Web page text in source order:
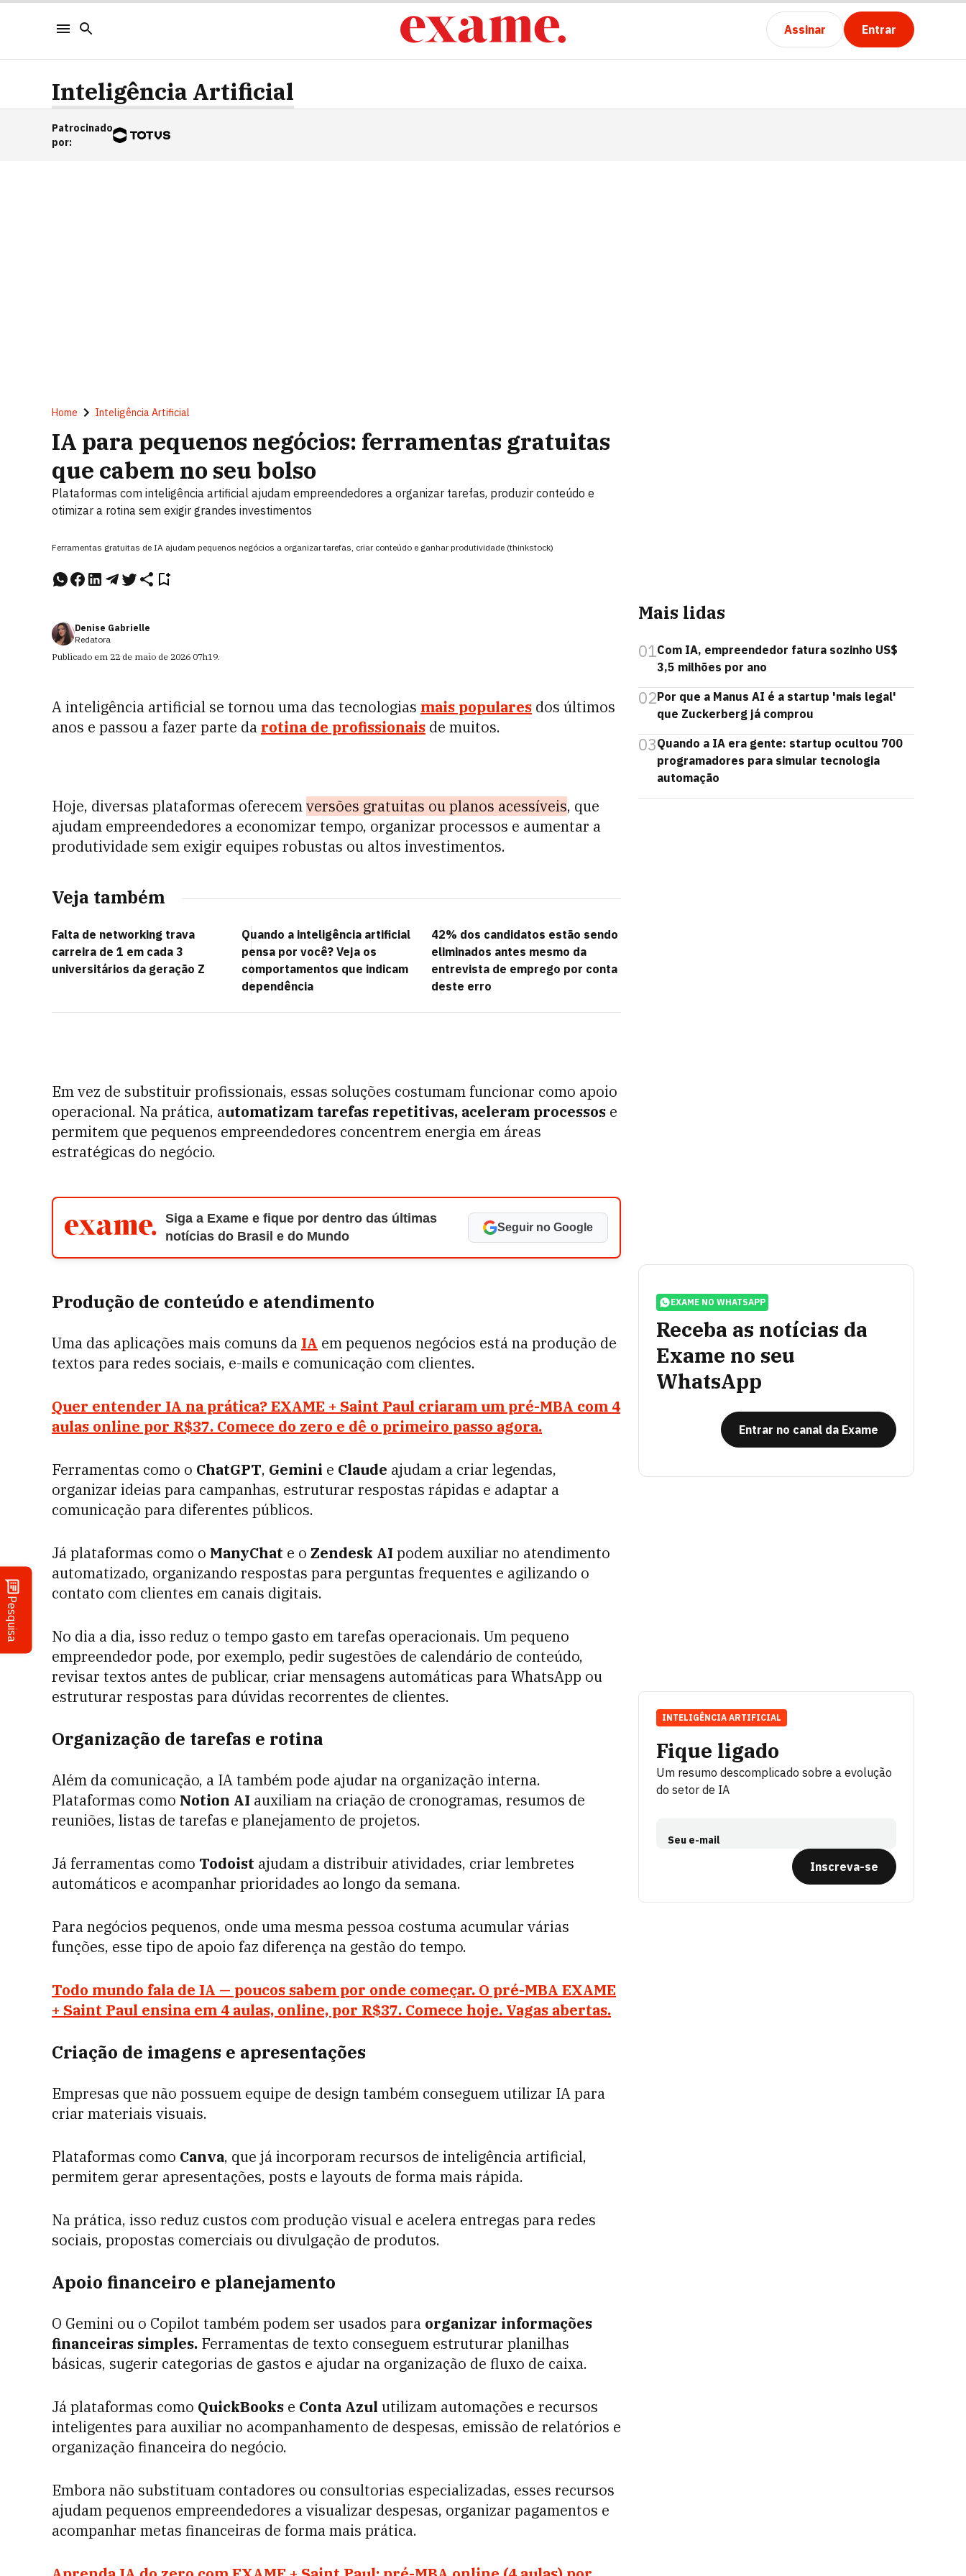
Assinar Entrar
Pesquisa
Inteligência Artificial
Patrocinado
por:
Home Inteligência Artificial
IA para pequenos negócios: ferramentas gratuitas
que cabem no seu bolso
Plataformas com inteligência artificial ajudam empreendedores a organizar tarefas, produzir conteúdo e
otimizar a rotina sem exigir grandes investimentos
Ferramentas gratuitas de IA ajudam pequenos negócios a organizar tarefas, criar conteúdo e ganhar produtividade (thinkstock)
Denise Gabrielle
Redatora
Publicado em 22 de maio de 2026 07h19.
A inteligência artificial se tornou uma das tecnologias mais populares dos últimos
anos e passou a fazer parte da rotina de profissionais de muitos.
Hoje, diversas plataformas oferecemversões gratuitas ou planos acessíveis, que
ajudam empreendedores a economizar tempo, organizar processos e aumentar a
produtividade sem exigir equipes robustas ou altos investimentos.
Veja também
Falta de networking trava
carreira de 1 em cada 3
universitários da geração Z
Quando a inteligência artificial
pensa por você? Veja os
comportamentos que indicam
dependência
42% dos candidatos estão sendo
eliminados antes mesmo da
entrevista de emprego por conta
deste erro
Em vez de substituir profissionais, essas soluções costumam funcionar como apoio
operacional. Na prática, automatizam tarefas repetitivas, aceleram processos e
permitem que pequenos empreendedores concentrem energia em áreas
estratégicas do negócio.
Siga a Exame e fique por dentro das últimas
notícias do Brasil e do Mundo
Seguir no Google
Produção de conteúdo e atendimento
Uma das aplicações mais comuns da IA em pequenos negócios está na produção de
textos para redes sociais, e-mails e comunicação com clientes.
Quer entender IA na prática? EXAME + Saint Paul criaram um pré-MBA com 4
aulas online por R$37. Comece do zero e dê o primeiro passo agora.
Ferramentas como o ChatGPT, Gemini e Claude ajudam a criar legendas,
organizar ideias para campanhas, estruturar respostas rápidas e adaptar a
comunicação para diferentes públicos.
Já plataformas como o ManyChat e o Zendesk AI podem auxiliar no atendimento
automatizado, organizando respostas para perguntas frequentes e agilizando o
contato com clientes em canais digitais.
No dia a dia, isso reduz o tempo gasto em tarefas operacionais. Um pequeno
empreendedor pode, por exemplo, pedir sugestões de calendário de conteúdo,
revisar textos antes de publicar, criar mensagens automáticas para WhatsApp ou
estruturar respostas para dúvidas recorrentes de clientes.
Organização de tarefas e rotina
Além da comunicação, a IA também pode ajudar na organização interna.
Plataformas como Notion AI auxiliam na criação de cronogramas, resumos de
reuniões, listas de tarefas e planejamento de projetos.
Já ferramentas como Todoist ajudam a distribuir atividades, criar lembretes
automáticos e acompanhar prioridades ao longo da semana.
Para negócios pequenos, onde uma mesma pessoa costuma acumular várias
funções, esse tipo de apoio faz diferença na gestão do tempo.
Todo mundo fala de IA — poucos sabem por onde começar. O pré-MBA EXAME
+ Saint Paul ensina em 4 aulas, online, por R$37. Comece hoje. Vagas abertas.
Criação de imagens e apresentações
Empresas que não possuem equipe de design também conseguem utilizar IA para
criar materiais visuais.
Plataformas como Canva, que já incorporam recursos de inteligência artificial,
permitem gerar apresentações, posts e layouts de forma mais rápida.
Na prática, isso reduz custos com produção visual e acelera entregas para redes
sociais, propostas comerciais ou divulgação de produtos.
Apoio financeiro e planejamento
O Gemini ou o Copilot também podem ser usados para organizar informações
financeiras simples. Ferramentas de texto conseguem estruturar planilhas
básicas, sugerir categorias de gastos e ajudar na organização de fluxo de caixa.
Já plataformas como QuickBooks e Conta Azul utilizam automações e recursos
inteligentes para auxiliar no acompanhamento de despesas, emissão de relatórios e
organização financeira do negócio.
Embora não substituam contadores ou consultorias especializadas, esses recursos
ajudam pequenos empreendedores a visualizar despesas, organizar pagamentos e
acompanhar metas financeiras de forma mais prática.
Mais lidas
01Com IA, empreendedor fatura sozinho US$
3,5 milhões por ano
02Por que a Manus AI é a startup 'mais legal'
que Zuckerberg já comprou
03Quando a IA era gente: startup ocultou 700
programadores para simular tecnologia
automação
EXAME NO WHATSAPP
Receba as notícias da
Exame no seu
WhatsApp
Entrar no canal da Exame
Fique ligado
Um resumo descomplicado sobre a evolução
do setor de IA
Seu e-mail
Inscreva-se
INTELIGÊNCIA ARTIFICIAL